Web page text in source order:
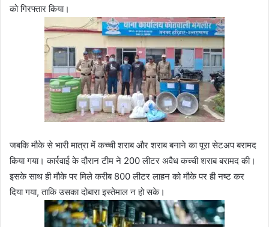
को गिरफ्तार किया।
जबकि मौके से भारी मात्रा में कच्ची शराब और शराब बनाने का पूरा सेटअप बरामद
किया गया। कार्रवाई के दौरान टीम ने 200 लीटर अवैध कच्ची शराब बरामद की।
इसके साथ ही मौके पर मिले करीब 800 लीटर लाहन को मौके पर ही नष्ट कर
दिया गया, ताकि उसका दोबारा इस्तेमाल न हो सके।